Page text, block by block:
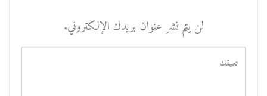
لن يتم نشر عنوان بريدك الإلكتروني.